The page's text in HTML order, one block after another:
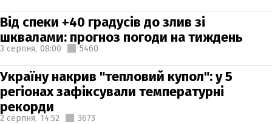
Від спеки +40 градусів до злив зі
шквалами: прогноз погоди на тиждень
3 серпня, 08:00 5460
Україну накрив "тепловий купол": у 5
регіонах зафіксували температурні
рекорди
2 серпня, 14:52 3673